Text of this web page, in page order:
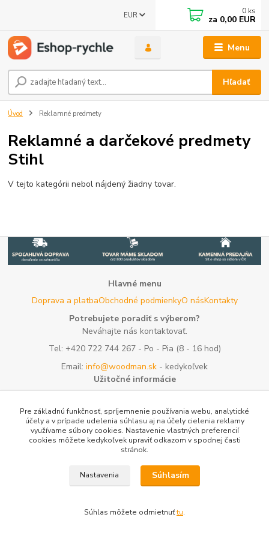
Menu
EUR
Hľadať
0 ks
za 0,00 EUR
Úvod Reklamné predmety
Reklamné a darčekové predmety
Stihl
V tejto kategórii nebol nájdený žiadny tovar.
Hlavné menu
Doprava a platbaObchodné podmienkyO násKontakty
Potrebujete poradiť s výberom?
Neváhajte nás kontaktovať.
Tel: +420 722 744 267- Po - Pia (8 - 16 hod)
Email: info@woodman.sk - kedykoľvek
Užitočné informácie
cienPorovnanie cien na Pricemania.skReklamácia Rady a
tipyTabulky rozmerov oblečenia a obuviMapa stránok
Vytvorené na Eshop-rychlo.sk
Pre základnú funkčnosť, spríjemnenie používania webu, analytické
účely a v prípade udelenia súhlasu aj na účely cielenia reklamy
využívame súbory cookies. Nastavenie vlastných preferencií
cookies môžete kedykoľvek upraviť odkazom v spodnej časti
stránok.
Nastavenia Súhlasím
Súhlas môžete odmietnuťtu.